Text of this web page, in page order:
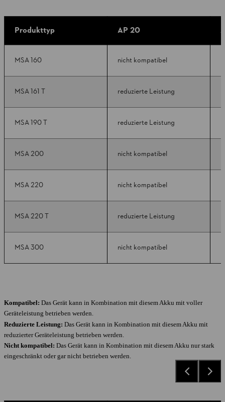
Produkttyp AP 20
MSA 160 nicht kompatibel
MSA 161 T reduzierte Leistung
MSA 190 T reduzierte Leistung
MSA 200 nicht kompatibel
MSA 220 nicht kompatibel
MSA 220 T reduzierte Leistung
MSA 300 nicht kompatibel
Kompatibel: Das Gerät kann in Kombination mit diesem Akku mit voller
Geräteleistung betrieben werden.
Reduzierte Leistung: Das Gerät kann in Kombination mit diesem Akku mit
reduzierter Geräteleistung betrieben werden.
Nicht kompatibel: Das Gerät kann in Kombination mit diesem Akku nur stark
eingeschränkt oder gar nicht betrieben werden.